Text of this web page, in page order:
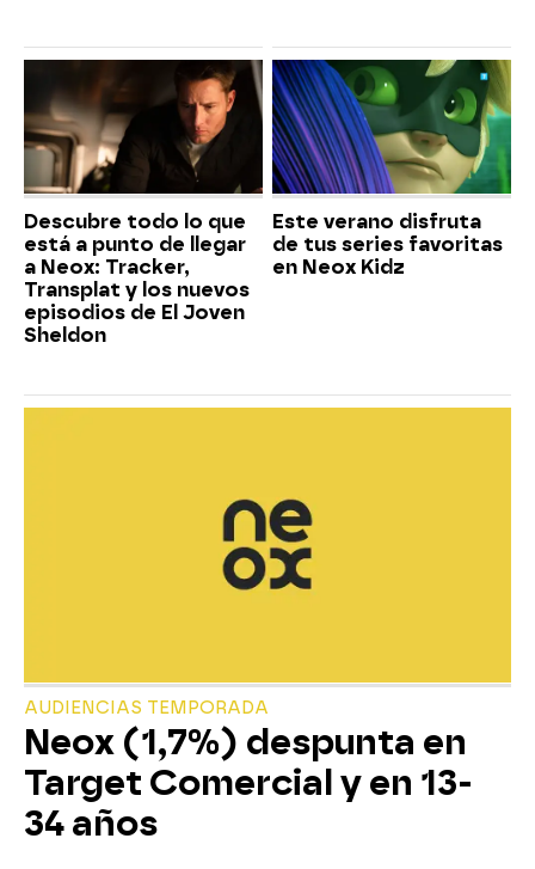
Descubre todo lo que
está a punto de llegar
a Neox: Tracker,
Transplat y los nuevos
episodios de El Joven
Sheldon
Este verano disfruta
de tus series favoritas
en Neox Kidz
AUDIENCIAS TEMPORADA
Neox (1,7%) despunta en
Target Comercial y en 13-
34 años